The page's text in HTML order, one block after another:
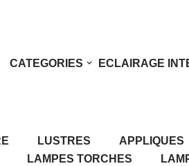
CATEGORIES ECLAIRAGE
LUSTRES APPLIQUES
LAMPES TORCHES